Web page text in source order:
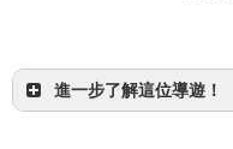
進一步了解這位導遊！